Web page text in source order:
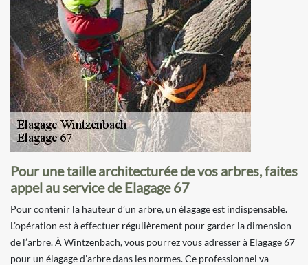
Pour une taille architecturée de vos arbres, faites
appel au service de Elagage 67
Pour contenir la hauteur d’un arbre, un élagage est indispensable.
L’opération est à effectuer régulièrement pour garder la dimension
de l’arbre. À Wintzenbach, vous pourrez vous adresser à Elagage 67
pour un élagage d’arbre dans les normes. Ce professionnel va